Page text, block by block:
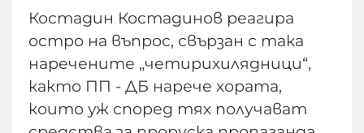
Костадин Костадинов реагира
остро на въпрос, свързан с така
наречените „четирихилядници“,
както ПП - ДБ нарече хората,
които уж според тях получават